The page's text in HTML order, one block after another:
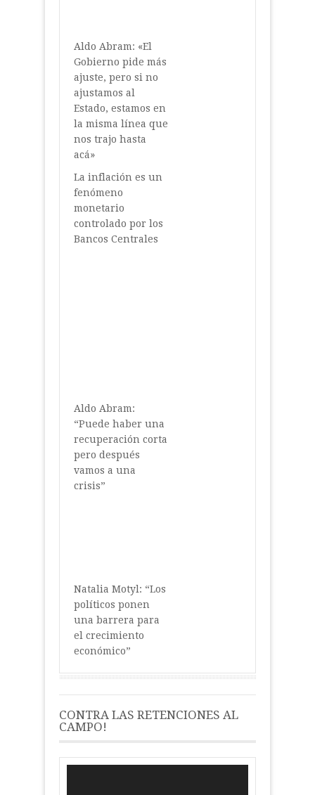
Aldo Abram: «El
Gobierno pide más
ajuste, pero si no
ajustamos al
Estado, estamos en
la misma línea que
nos trajo hasta
acá»
La inflación es un
fenómeno
monetario
controlado por los
Bancos Centrales
Aldo Abram:
“Puede haber una
recuperación corta
pero después
vamos a una
crisis”
Natalia Motyl: “Los
políticos ponen
una barrera para
el crecimiento
económico”
CONTRA LAS RETENCIONES AL
CAMPO!